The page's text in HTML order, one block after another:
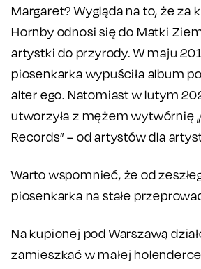
Margaret? Wygląda na to, że za
Hornby odnosi się do Matki
artystki do przyrody. W maju
piosenkarka wypuściła album
alter ego. Natomiast w lutym
utworzyła z mężem wytwórnię
Records” – od artystów dla
Warto wspomnieć, że od
piosenkarka na stałe
Na kupionej pod Warszawą
zamieszkać w małej